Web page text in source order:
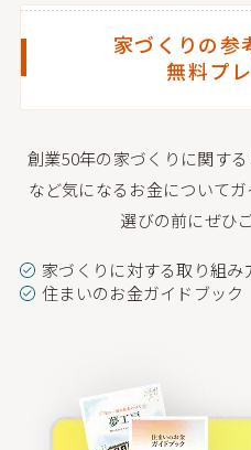
家づくりの参
無料プ
創業50年の家づくりに関す
など気になるお金についてガ
選びの前にぜひ
家づくりに対する取り組み
住まいのお金ガイドブック